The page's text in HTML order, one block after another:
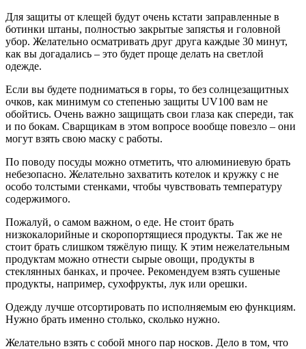
Для защиты от клещей будут очень кстати заправленные в
ботинки штаны, полностью закрытые запястья и головной
убор. Желательно осматривать друг друга каждые 30 минут,
как вы догадались – это будет проще делать на светлой
одежде.
Если вы будете подниматься в горы, то без солнцезащитных
очков, как минимум со степенью защиты UV100 вам не
обойтись. Очень важно защищать свои глаза как спереди, так
и по бокам. Сварщикам в этом вопросе вообще повезло – они
могут взять свою маску с работы.
По поводу посуды можно отметить, что алюминиевую брать
небезопасно. Желательно захватить котелок и кружку с не
особо толстыми стенками, чтобы чувствовать температуру
содержимого.
Пожалуй, о самом важном, о еде. Не стоит брать
низкокалорийные и скоропортящиеся продукты. Так же не
стоит брать слишком тяжёлую пищу. К этим нежелательным
продуктам можно отнести сырые овощи, продукты в
стеклянных банках, и прочее. Рекомендуем взять сушеные
продукты, например, сухофрукты, лук или орешки.
Одежду лучше отсортировать по исполняемым ею функциям.
Нужно брать именно столько, сколько нужно.
Желательно взять с собой много пар носков. Дело в том, что